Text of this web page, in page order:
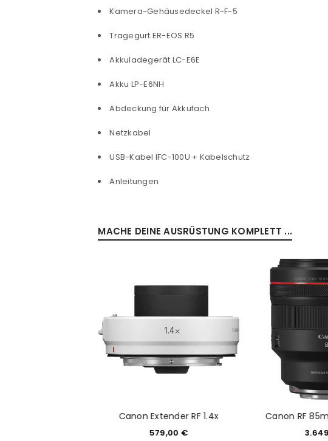
Anmeldeformular geschützt durch
Kamera-Gehäusedeckel R-F-5
Tragegurt ER-EOS R5
Akkuladegerät LC-E6E
Akku LP-E6NH
Abdeckung für Akkufach
Netzkabel
USB-Kabel IFC-100U + Kabelschutz
Anleitungen
MACHE DEINE AUSRÜSTUNG KOMPLETT ...
Canon Extender RF 1.4x
579,00 €
Canon RF